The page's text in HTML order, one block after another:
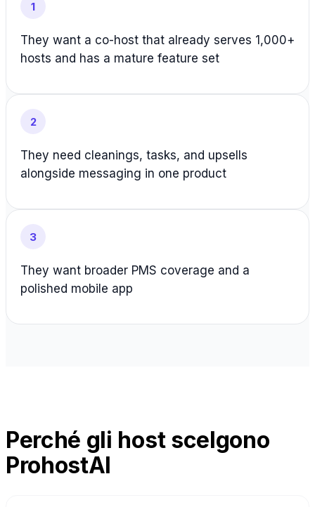
1
They want a co-host that already serves 1,000+
hosts and has a mature feature set
2
They need cleanings, tasks, and upsells
alongside messaging in one product
3
They want broader PMS coverage and a
polished mobile app
Perché gli host scelgono
ProhostAI